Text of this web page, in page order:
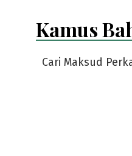
Kamus
Cari Maksud